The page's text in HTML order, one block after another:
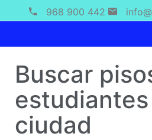
968 900 442
Buscar
ciudad